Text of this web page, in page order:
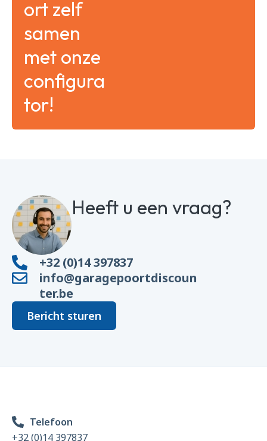
ort zelf
samen
met onze
configura
tor!
Heeft u een vraag?
+32 (0)14 397837
info@garagepoortdiscoun
ter.be
Bericht sturen
Telefoon
+32 (0)14 397837